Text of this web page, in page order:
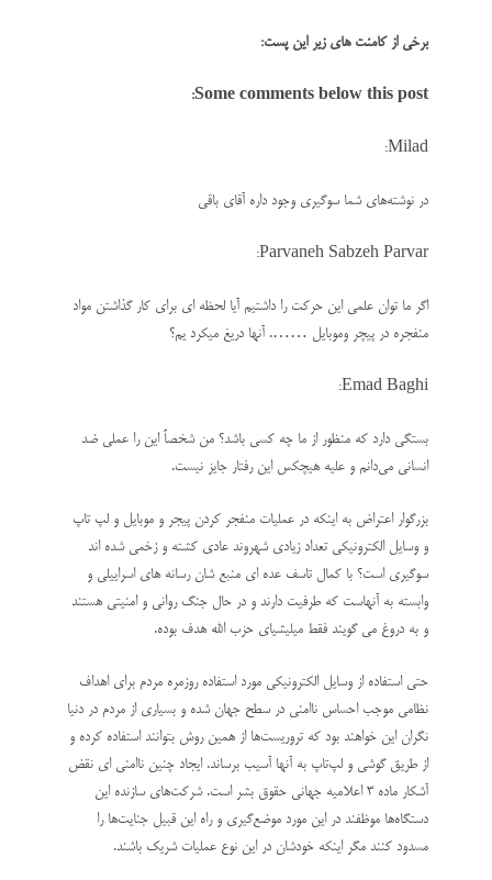
برخی از کامنت های زیر این پست:
Some comments below this post:
Milad:
در نوشته‌های شما سوگیری وجود داره آقای باقی
Parvaneh Sabzeh Parvar:
اگر ما توان علمی این حرکت را داشتیم آیا لحظه ای برای کار گذاشتن مواد
منفجره در پیچر وموبایل ……. آنها دریغ میکرد یم؟
Emad Baghi:
بستگی دارد که منظور از ما چه کسی باشد؟ من شخصاً این را عملی ضد
انسانی می‌دانم و علیه هیچکس این رفتار جایز نیست.
بزرگوار اعتراض به اینکه در عملیات منفجر کردن پیجر و موبایل و لپ تاپ
و وسایل الکترونیکی تعداد زیادی شهروند عادی کشته و زخمی شده اند
سوگیری است؟ با کمال تاسف عده ای منبع شان رسانه های اسراییلی و
وابسته به آنهاست که طرفیت دارند و در حال جنگ روانی و امنیتی هستند
و به دروغ می گویند فقط میلیشیای حزب الله هدف بوده.
حتی استفاده از وسایل الکترونیکی مورد استفاده روزمره مردم برای اهداف
نظامی موجب احساس ناامنی در سطح جهان شده و بسیاری از مردم در دنیا
نگران این خواهند بود که تروریست‌ها از همین روش بتوانند استفاده کرده و
از طریق گوشی و لپ‌تاپ به آنها آسیب برساند. ایجاد چنین ناامنی ای نقض
آشکار ماده ۳ اعلامیه جهانی حقوق بشر است. شرکت‌های سازنده این
دستگاه‌ها موظفند در این مورد موضع‌گیری و راه این قبیل جنایت‌ها را
مسدود کنند مگر اینکه خودشان در این نوع عملیات شریک باشند.